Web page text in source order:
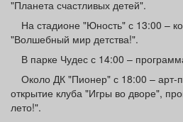
"Планета счастливых детей".
На стадионе "Юность" с 13:00 –
"Волшебный мир детства!".
В парке Чудес с 14:00 –
Около ДК "Пионер" с 18:00 – арт-
открытие клуба "Игры во дворе",
лето!".